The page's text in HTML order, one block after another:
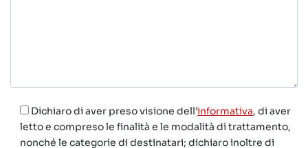
Dichiaro di aver preso visione dell’informativa, di aver
letto e compreso le finalità e le modalità di trattamento,
nonché le categorie di destinatari; dichiaro inoltre di